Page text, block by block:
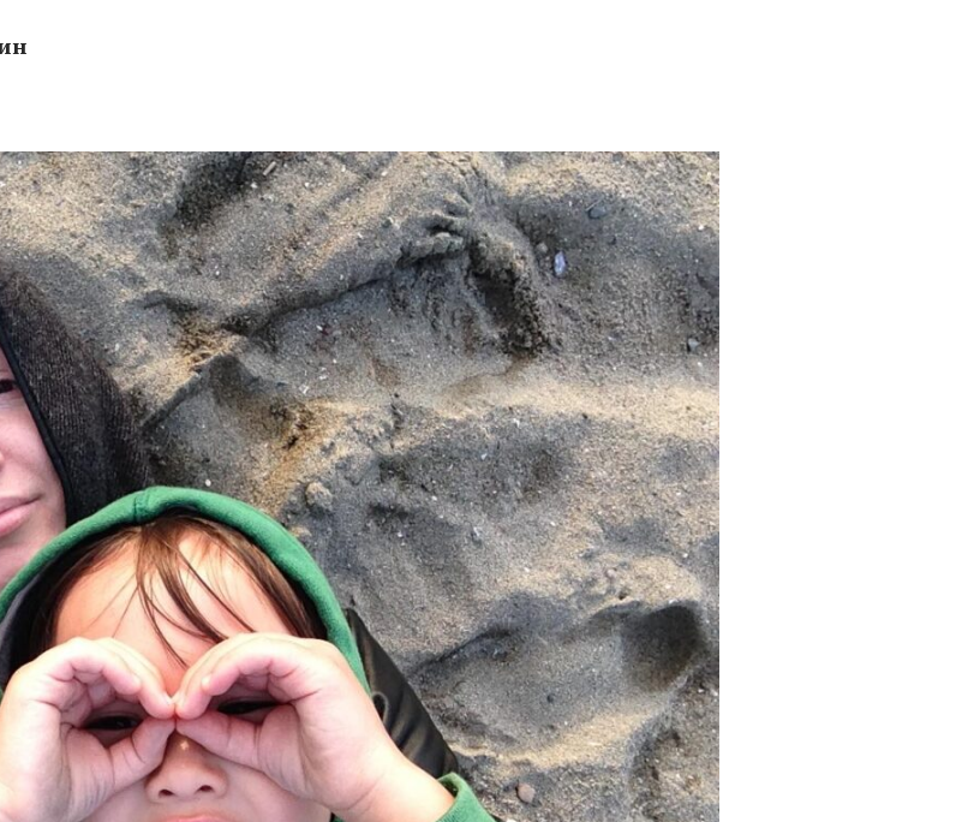
чтобы обе бабушки были довольны»